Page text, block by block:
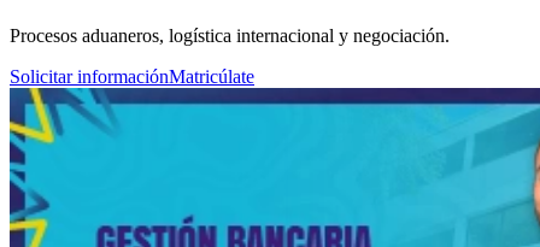
Procesos aduaneros, logística internacional y negociación.
Solicitar informaciónMatricúlate